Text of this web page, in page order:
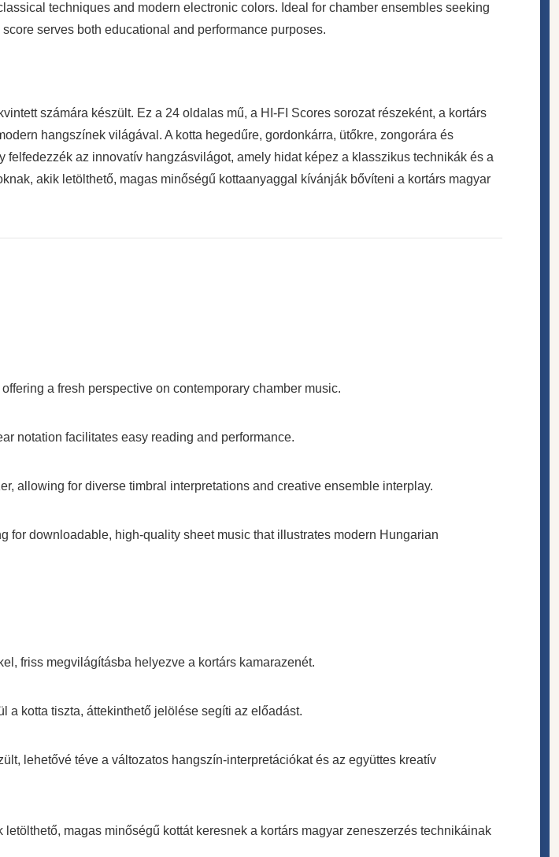
techniques and modern electronic colors. Ideal for chamber ensembles seeking
serves both educational and performance purposes.
számára készült. Ez a 24 oldalas mű, a HI-FI Scores sorozat részeként, a kortárs
hangszínek világával. A kotta hegedűre, gordonkárra, ütőkre, zongorára és
az innovatív hangzásvilágot, amely hidat képez a klasszikus technikák és a
akik letölthető, magas minőségű kottaanyaggal kívánják bővíteni a kortárs magyar
a fresh perspective on contemporary chamber music.
notation facilitates easy reading and performance.
allowing for diverse timbral interpretations and creative ensemble interplay.
for downloadable, high-quality sheet music that illustrates modern Hungarian
friss megvilágításba helyezve a kortárs kamarazenét.
a kotta tiszta, áttekinthető jelölése segíti az előadást.
lehetővé téve a változatos hangszín-interpretációkat és az együttes kreatív
magas minőségű kottát keresnek a kortárs magyar zeneszerzés technikáinak